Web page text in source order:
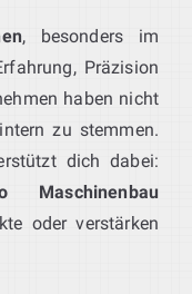
, besonders im
Präzision
haben nicht
zu stemmen.
dich dabei:
Maschinenbau
oder verstärken